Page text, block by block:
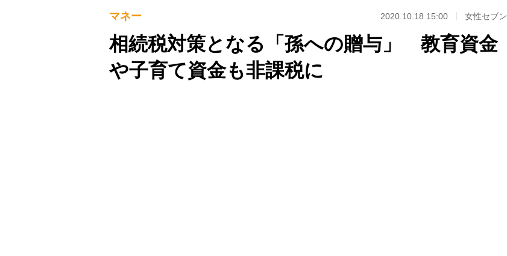
マネー 2020.10.18 15:00 女性セブン
相続税対策となる「孫への贈与」 教育資金
や子育て資金も非課税に